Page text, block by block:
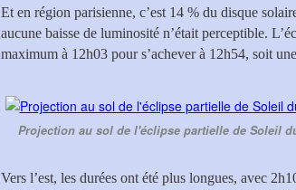
Et en région parisienne, c’est 14 % du disque
aucune baisse de luminosité n’était perceptible.
maximum à 12h03 pour s’achever à 12h54, soit
Projection au sol de l'éclipse partielle de Soleil
Vers l’est, les durées ont été plus longues, avec